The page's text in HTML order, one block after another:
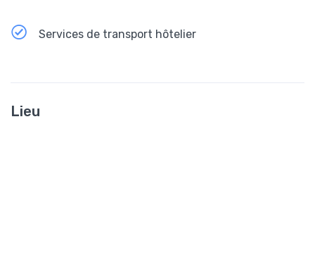
Services de transport hôtelier
Lieu